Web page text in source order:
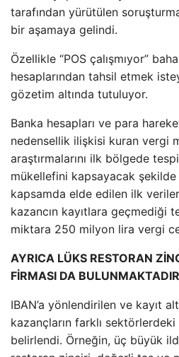
tarafından yürütülen
bir aşamaya gelindi.
Özellikle “POS çalışmıyor”
hesaplarından tahsil etmek
gözetim altında tutuluyor.
Banka hesapları ve para
nedensellik ilişkisi kuran vergi
araştırmalarını ilk bölgede
mükellefini kapsayacak
kapsamda elde edilen ilk
kazancın kayıtlara geçmediği
miktara 250 milyon lira vergi
AYRICA LÜKS RESTORAN
FİRMASI DA
IBAN’a yönlendirilen ve kayıt
kazançların farklı
belirlendi. Örneğin, üç büyük